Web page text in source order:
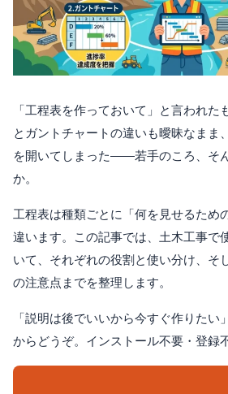
「工程表を作っておいて」と言われた
とガントチャートの違いも曖昧なまま
を開いてしまった——若手のころ、そ
か。
工程表は種類ごとに「何を見せるため
違います。この記事では、土木工事で
いて、それぞれの役割と使い分け、そ
の注意点までを整理します。
「説明は後でいいから今すぐ作りたい
からどうぞ。インストール不要・登録